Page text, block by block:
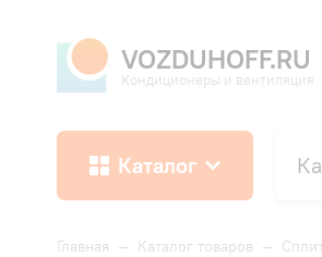
VOZDUHOFF.RU
Кондиционеры и вентиляция
Каталог
Главная — Каталог товаров —